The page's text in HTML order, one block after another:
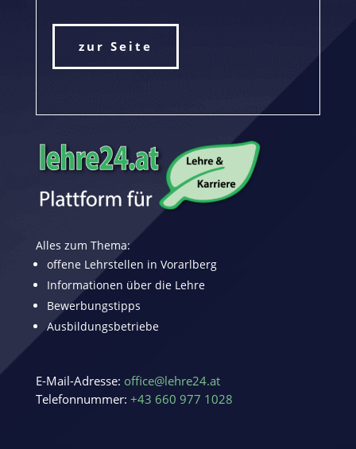
zur Seite
Alles zum Thema:
offene Lehrstellen in Vorarlberg
Informationen über die Lehre
Bewerbungstipps
Ausbildungsbetriebe
E-Mail-Adresse: office@lehre24.at
Telefonnummer: +43 660 977 1028